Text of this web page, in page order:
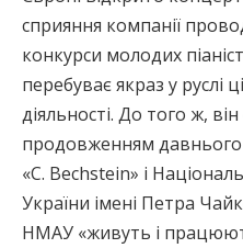
сприяння компанії
конкурси молодих
перебуває якраз у руслі
діяльності. До того ж,
продовженням давнього
«C. Bechstein» і
України імені Петра
НМАУ «живуть і